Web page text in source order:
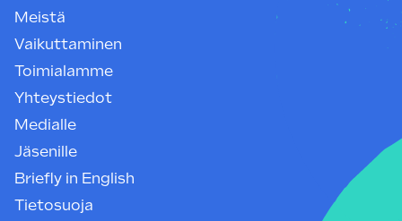
Meistä
Vaikuttaminen
Toimialamme
Yhteystiedot
Medialle
Jäsenille
Briefly in English
Tietosuoja